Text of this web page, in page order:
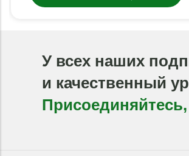
У всех наших
и качественный